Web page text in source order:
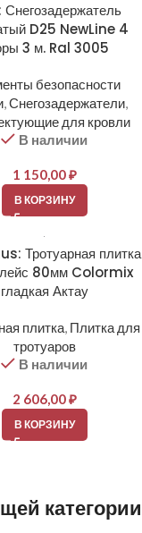
Снегозадержатель
D25 NewLine 4
3 м. Ral 3005
безопасности
,Снегозадержатели,
для кровли
В наличии
1 150,00₽
В КОРЗИНУ
Тротуарная плитка
80мм Colormix
гладкая Актау
плитка, Плитка для
тротуаров
В наличии
2 606,00₽
В КОРЗИНУ
категории